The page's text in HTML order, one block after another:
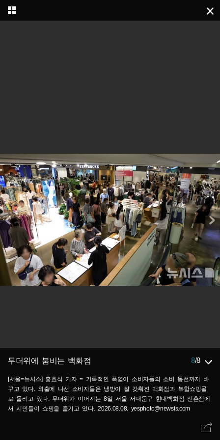
무더위에 붐비는 백화점 8/8
[서울=뉴시스] 홍효식 기자 = 기록적인 폭염이 소비자들의 소비 동선까지 바
꾸고 있다. 외출에 나선 소비자들은 냉방이 잘 갖춰진 백화점과 복합쇼핑몰
로 몰리고 있다. 무더위가 이어지는 8일 서울 서대문구 현대백화점 신촌점에
서 시민들이 쇼핑을 즐기고 있다. 2026.08.08. yesphoto@newsis.com